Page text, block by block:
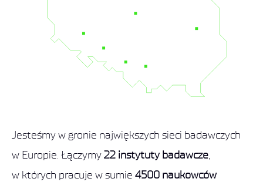
Jesteśmy w gronie największych sieci badawczych
w Europie. Łączymy22 instytuty badawcze,
w których pracuje w sumie 4500 naukowców